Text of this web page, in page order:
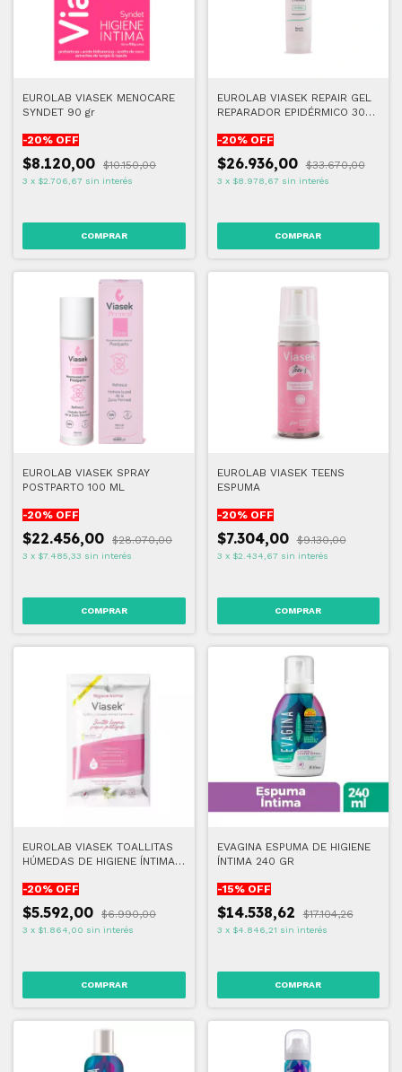
EUROLAB VIASEK MENOCARE
SYNDET 90 gr
-20% OFF
$8.120,00 $10.150,00
3 x $2.706,67 sin interés
EUROLAB VIASEK REPAIR GEL
REPARADOR EPIDÉRMICO 30
-20% OFF
$26.936,00 $33.670,00
3 x $8.978,67 sin interés
EUROLAB VIASEK SPRAY
POSTPARTO 100 ML
-20% OFF
$22.456,00 $28.070,00
3 x $7.485,33 sin interés
EUROLAB VIASEK TEENS
ESPUMA
-20% OFF
$7.304,00 $9.130,00
3 x $2.434,67 sin interés
EUROLAB VIASEK TOALLITAS
HÚMEDAS DE HIGIENE ÍNTIMA
-20% OFF
$5.592,00 $6.990,00
3 x $1.864,00 sin interés
EVAGINA ESPUMA DE HIGIENE
ÍNTIMA 240 GR
-15% OFF
$14.538,62 $17.104,26
3 x $4.846,21 sin interés